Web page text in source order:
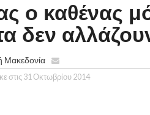
ο καθένας
δεν
Μακεδονία
στις 31 Οκτωβρίου 2014